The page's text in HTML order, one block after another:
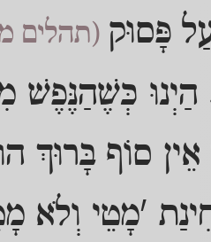
פָּסוּק (תהלים
הַיְנוּ
אֵין סוֹף בָּרוּךְ
'מָטֵי וְלֹא